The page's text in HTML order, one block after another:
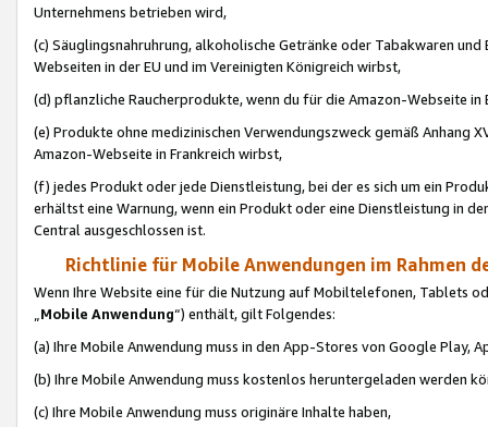
Unternehmens betrieben wird,
(c) Säuglingsnahruhrung, alkoholische Getränke oder Tabakwaren
Webseiten in der EU und im Vereinigten Königreich wirbst,
(d) pflanzliche Raucherprodukte, wenn du für die Amazon-Webseite in
(e) Produkte ohne medizinischen Verwendungszweck gemäß Anhang
Amazon-Webseite in Frankreich wirbst,
(f) jedes Produkt oder jede Dienstleistung, bei der es sich um ein
erhältst eine Warnung, wenn ein Produkt oder eine Dienstleistung in
Central ausgeschlossen ist.
Richtlinie für Mobile Anwendungen im Rahmen
Wenn Ihre Website eine für die Nutzung auf Mobiltelefonen, Tablets
„Mobile Anwendung“) enthält, gilt Folgendes:
(a) Ihre Mobile Anwendung muss in den App-Stores von Google Play,
(b) Ihre Mobile Anwendung muss kostenlos heruntergeladen werden
(c) Ihre Mobile Anwendung muss originäre Inhalte haben,